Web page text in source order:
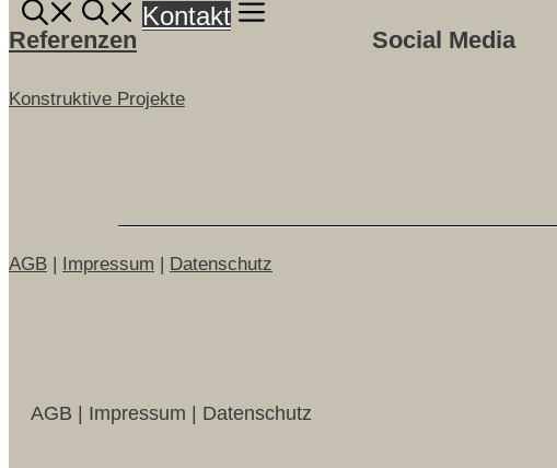
Kontakt
Referenzen
Konstruktive Projekte
Social Media
AGB | Impressum | Datenschutz
AGB | Impressum | Datenschutz